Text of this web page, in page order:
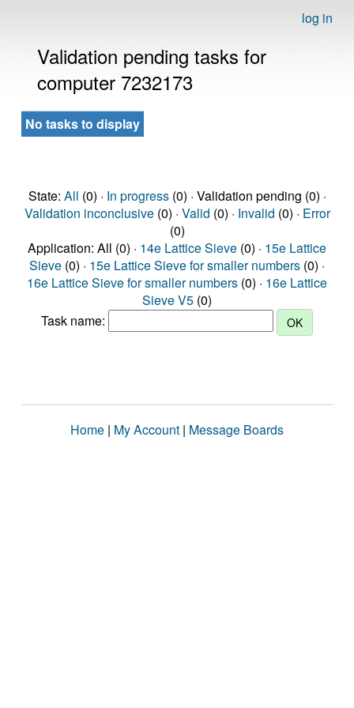
log in
Validation pending tasks for
computer 7232173
No tasks to display
State: All (0) · In progress(0) · Validation pending (0) ·
Validation inconclusive(0) · Valid (0) · Invalid (0) · Error
(0)
Application: All (0) · 14e Lattice Sieve (0) · 15e Lattice
Sieve (0) · 15e Lattice Sieve for smaller numbers (0) ·
16e Lattice Sieve for smaller numbers (0) · 16e Lattice
Sieve V5 (0)
Task name:
Home | My Account | Message Boards